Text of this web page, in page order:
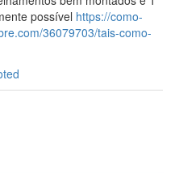
possível https://como-
36079703/tais-como-